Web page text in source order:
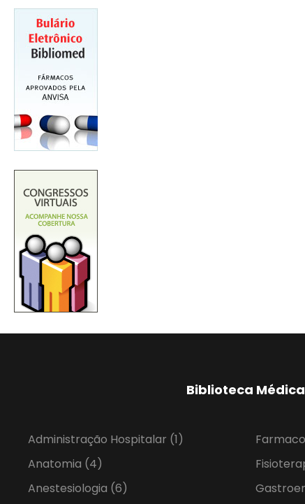
Biblioteca
Administração Hospitalar (1)
Anatomia (4)
Anestesiologia (6)